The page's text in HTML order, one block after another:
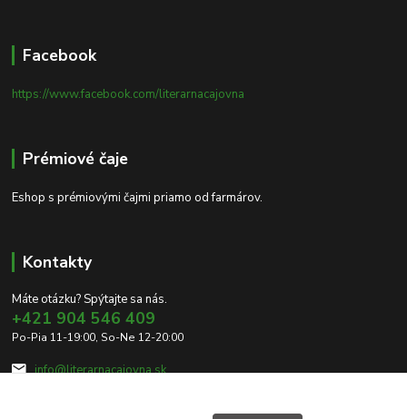
Facebook
https://www.facebook.com/literarnacajovna
Prémiové čaje
Eshop s prémiovými čajmi priamo od farmárov.
Kontakty
Máte otázku? Spýtajte sa nás.
+421 904 546 409
Po-Pia 11-19:00, So-Ne 12-20:00
info@literarnacajovna.sk